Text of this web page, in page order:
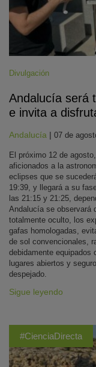
Divulgación
Andalucía será
e invita a
Andalucía | 07 de
El próximo 12 de
aficionados a la
eclipses que se
19:39, y llegará a su
las 21:15 y 21:25,
Andalucía se observará
totalmente oculto, los
gafas homologadas,
de sol convencionales,
debidamente equipados
lugares abiertos y
despejado.
Sigue leyendo
#CienciaDirecta